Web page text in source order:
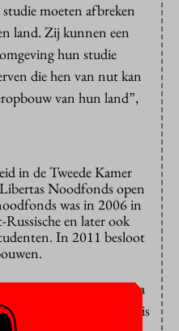
moeten afbreken
land. Zij kunnen een
hun studie
die hen van nut kan
van hun land”,
in de Tweede Kamer
Noodfonds open
was in 2006 in
en later ook
In 2011 besloot
blijkt uit de brief van
studenten. Dat is